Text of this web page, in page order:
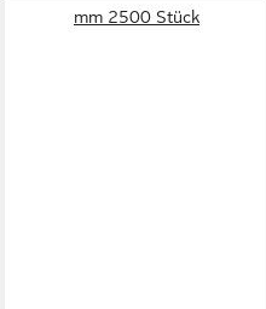
mm 2500 Stück